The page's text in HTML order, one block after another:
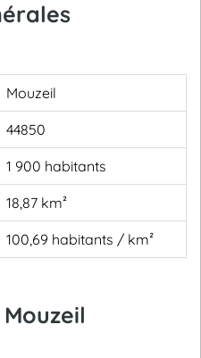
Mouzeil
44850
1 900 habitants
18,87 km²
100,69 habitants / km²